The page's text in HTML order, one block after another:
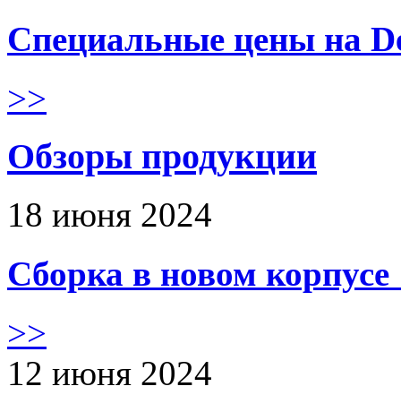
Специальные цены на
>>
Обзоры продукции
18 июня 2024
Сборка в новом
>>
12 июня 2024